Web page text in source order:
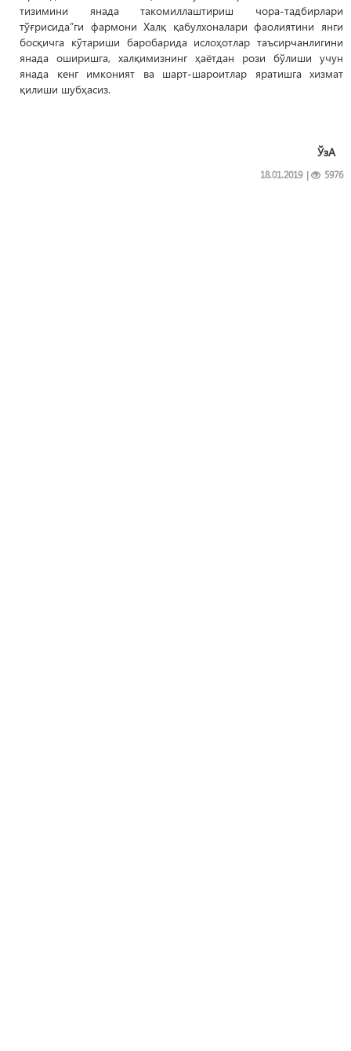
тизимини янада такомиллаштириш чора-тадбирлари
тўғрисида”ги фармони Халқ қабулхоналари фаолиятини янги
босқичга кўтариши баробарида ислоҳотлар таъсирчанлигини
янада оширишга, халқимизнинг ҳаётдан рози бўлиши учун
янада кенг имконият ва шарт-шароитлар яратишга хизмат
қилиши шубҳасиз.​
ЎзА
| 5976
18.01.2019